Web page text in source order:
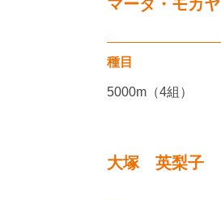
マータ・モカヤ
種目
5000m（4組）
大塚 英梨子